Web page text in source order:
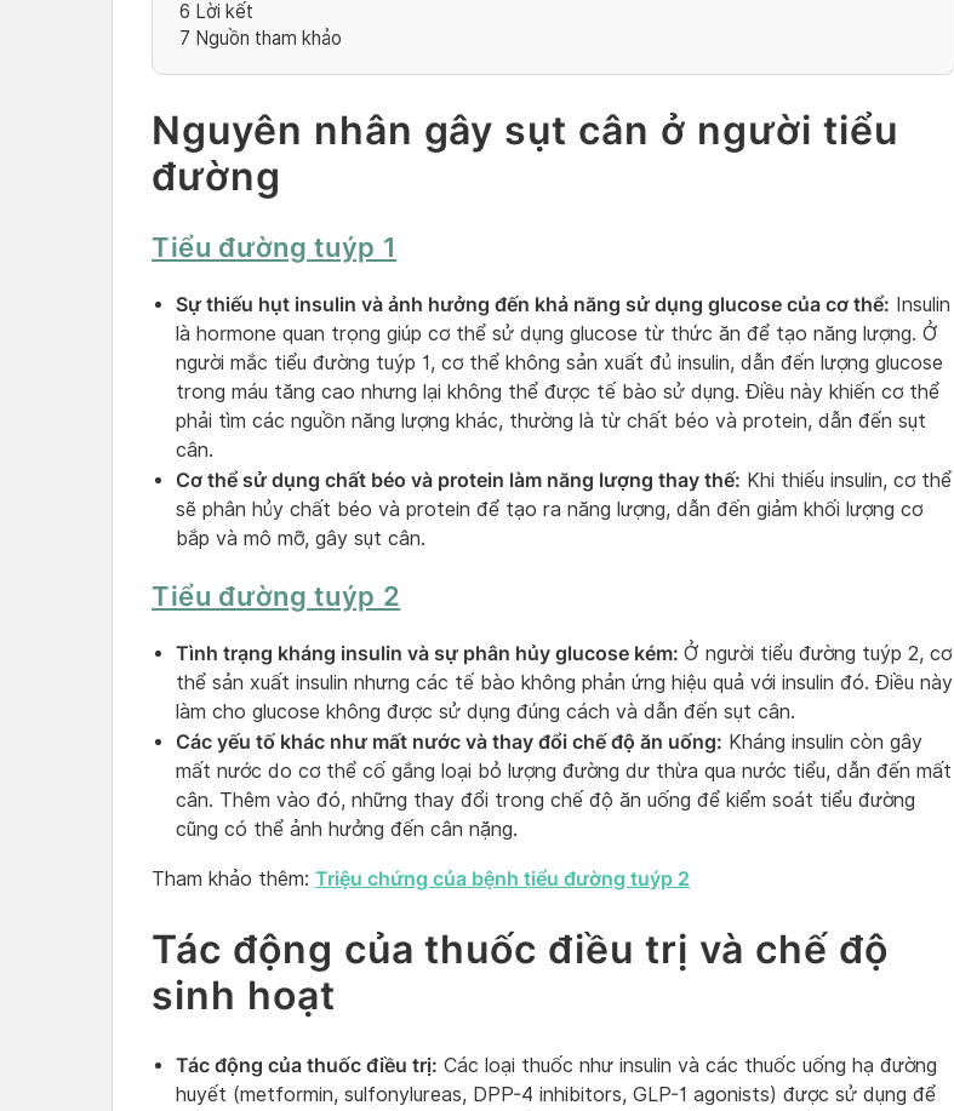
6 Lời kết
7 Nguồn tham khảo
Nguyên nhân gây sụt cân ở người tiểu
đường
Tiểu đường tuýp 1
Sự thiếu hụt insulin và ảnh hưởng đến khả năng sử dụng glucose của cơ thể: Insulin
là hormone quan trọng giúp cơ thể sử dụng glucose từ thức ăn để tạo năng lượng. Ở
người mắc tiểu đường tuýp 1, cơ thể không sản xuất đủ insulin, dẫn đến lượng glucose
trong máu tăng cao nhưng lại không thể được tế bào sử dụng. Điều này khiến cơ thể
phải tìm các nguồn năng lượng khác, thường là từ chất béo và protein, dẫn đến sụt
cân.
Cơ thể sử dụng chất béo và protein làm năng lượng thay thế: Khi thiếu insulin, cơ thể
sẽ phân hủy chất béo và protein để tạo ra năng lượng, dẫn đến giảm khối lượng cơ
bắp và mô mỡ, gây sụt cân.
Tiểu đường tuýp 2
Tình trạng kháng insulin và sự phân hủy glucose kém: Ở người tiểu đường tuýp 2, cơ
thể sản xuất insulin nhưng các tế bào không phản ứng hiệu quả với insulin đó. Điều này
làm cho glucose không được sử dụng đúng cách và dẫn đến sụt cân.
Các yếu tố khác như mất nước và thay đổi chế độ ăn uống: Kháng insulin còn gây
mất nước do cơ thể cố gắng loại bỏ lượng đường dư thừa qua nước tiểu, dẫn đến mất
cân. Thêm vào đó, những thay đổi trong chế độ ăn uống để kiểm soát tiểu đường
cũng có thể ảnh hưởng đến cân nặng.
Tham khảo thêm: Triệu chứng của bệnh tiểu đường tuýp 2
Tác động của thuốc điều trị và chế độ
sinh hoạt
Tác động của thuốc điều trị: Các loại thuốc như insulin và các thuốc uống hạ đường
huyết (metformin, sulfonylureas, DPP-4 inhibitors, GLP-1 agonists) được sử dụng để